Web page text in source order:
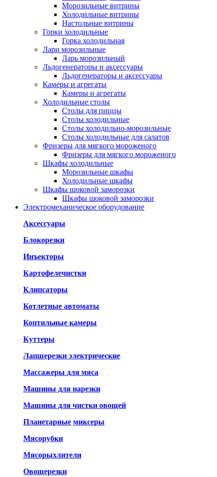
Морозильные витрины
Холодильные витрины
Настольные витрины
Горки холодильные
Горка холодильная
Лари морозильные
Ларь морозильный
Льдогенераторы и аксессуары
Льдогенераторы и аксессуары
Камеры и агрегаты
Камеры и агрегаты
Холодильные столы
Столы для пиццы
Столы холодильные
Столы холодильно-морозильные
Столы холодильные для салатов
Фризеры для мягкого мороженого
Фризеры для мягкого мороженого
Шкафы холодильные
Mорозильные шкафы
Холодильные шкафы
Шкафы шоковой заморозки
Шкафы шоковой заморозки
Электромеханическое оборудование
Аксессуары
Блокорезки
Инъекторы
Картофелечистки
Клипсаторы
Котлетные автоматы
Коптильные камеры
Куттеры
Лапшерезки электрические
Массажеры для мяса
Машины для нарезки
Машины для чистки овощей
Планетарные миксеры
Мясорубки
Мясорыхлители
Овощерезки